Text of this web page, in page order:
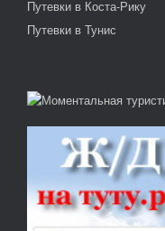
Путевки в Коста-Рику
Путевки в Тунис